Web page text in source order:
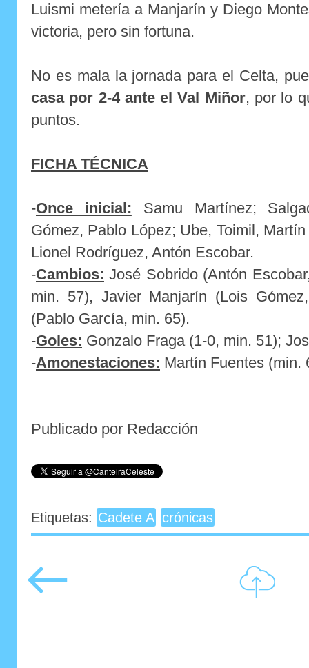
Luismi metería a Manjarín y Diego
victoria, pero sin fortuna.
No es mala la jornada para el Celta,
casa por 2-4 ante el Val Miñor, por lo
puntos.
FICHA TÉCNICA
-Once inicial: Samu Martínez;
Gómez, Pablo López; Ube, Toimil,
Lionel Rodríguez, Antón Escobar.
-Cambios: José Sobrido (Antón
min. 57), Javier Manjarín (Lois
(Pablo García, min. 65).
-Goles: Gonzalo Fraga (1-0, min. 51);
-Amonestaciones: Martín Fuentes (min.
Publicado por Redacción
Etiquetas: Cadete A crónicas